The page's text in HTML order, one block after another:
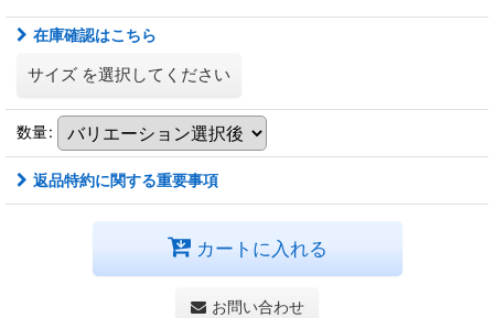
在庫確認はこちら
サイズ を選択してください
数量:
返品特約に関する重要事項
カートに入れる
お問い合わせ